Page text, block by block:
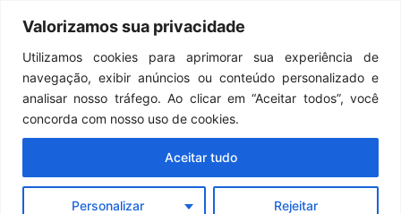
Valorizamos sua privacidade
Utilizamos cookies para aprimorar sua experiência de
navegação, exibir anúncios ou conteúdo personalizado e
analisar nosso tráfego. Ao clicar em “Aceitar todos”, você
concorda com nosso uso de cookies.
Personalizar Rejeitar
Aceitar tudo
Menu